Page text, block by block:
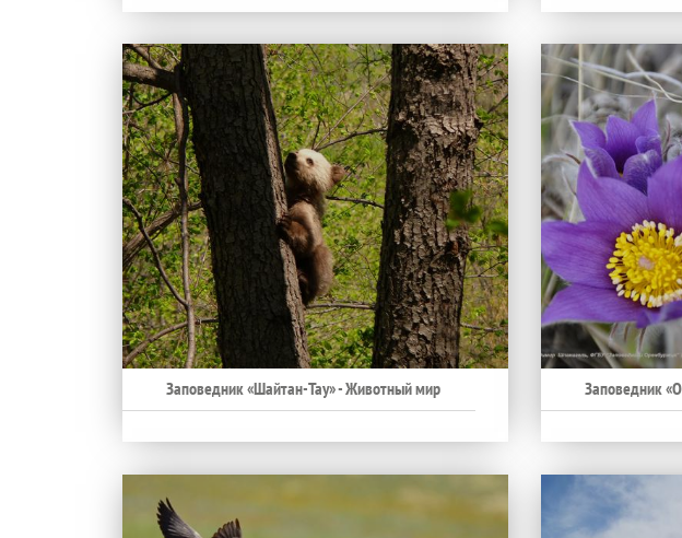
Заповедник «Шайтан-Тау» - Животный мир Заповедник